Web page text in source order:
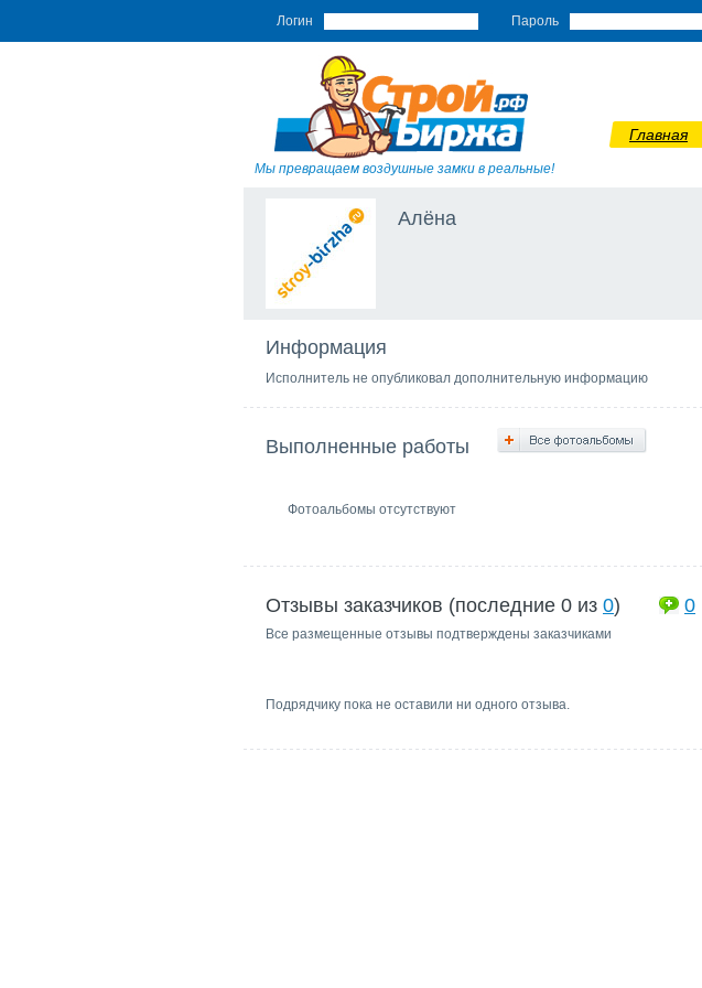
Логин Пароль
Мы превращаем воздушные замки в реальные!
Главная
Алёна
Информация
Исполнитель не опубликовал дополнительную информацию
Выполненные работы
Фотоальбомы отсутствуют
Отзывы заказчиков (последние 0 из 0) 0
Все размещенные отзывы подтверждены заказчиками
Подрядчику пока не оставили ни одного отзыва.